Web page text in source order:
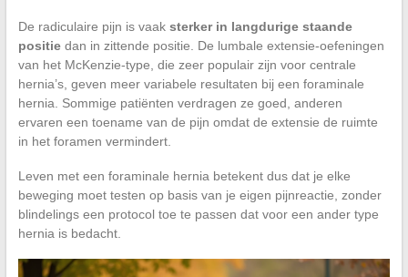
De radiculaire pijn is vaak sterker in langdurige staande
positiedan in zittende positie. De lumbale extensie-oefeningen
van het McKenzie-type, die zeer populair zijn voor centrale
hernia’s, geven meer variabele resultaten bij een foraminale
hernia. Sommige patiënten verdragen ze goed, anderen
ervaren een toename van de pijn omdat de extensie de ruimte
in het foramen vermindert.
Leven met een foraminale hernia betekent dus dat je elke
beweging moet testen op basis van je eigen pijnreactie, zonder
blindelings een protocol toe te passen dat voor een ander type
hernia is bedacht.